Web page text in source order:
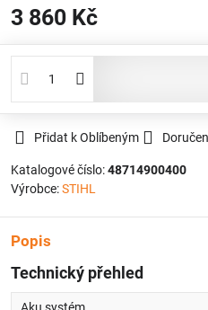
3 860 Kč
Přidat k Oblíbeným
Katalogové číslo:48714900400
Výrobce:STIHL
Popis
Technický přehled